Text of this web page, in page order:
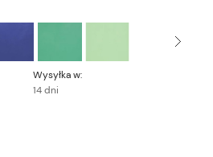
Wysyłka w:
14 dni
kosztów płatności